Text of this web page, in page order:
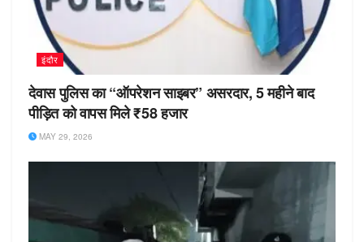
इंदौर
देवास पुलिस का “ऑपरेशन साइबर” असरदार, 5 महीने बाद
पीड़ित को वापस मिले ₹58 हजार
MAY 29, 2026